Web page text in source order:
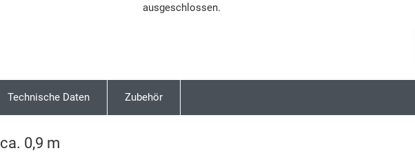
ausgeschlossen.
Technische Daten Zubehör
0,9 m